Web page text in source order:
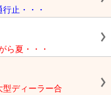
止・・・
ら夏・・・
型ディーラー合